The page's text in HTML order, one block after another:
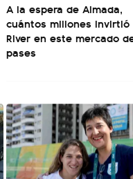
A la espera de Almada,
cuántos millones invirtió
River en este mercado
pases